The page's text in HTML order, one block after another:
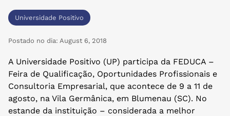
Universidade Positivo
Postado no dia: August 6, 2018
A Universidade Positivo (UP) participa da FEDUCA –
Feira de Qualificação, Oportunidades Profissionais e
Consultoria Empresarial, que acontece de 9 a 11 de
agosto, na Vila Germânica, em Blumenau (SC). No
estande da instituição – considerada a melhor